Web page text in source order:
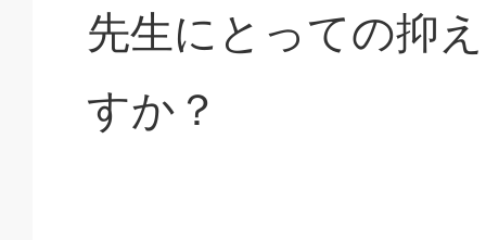
先生にとっての抑
すか？